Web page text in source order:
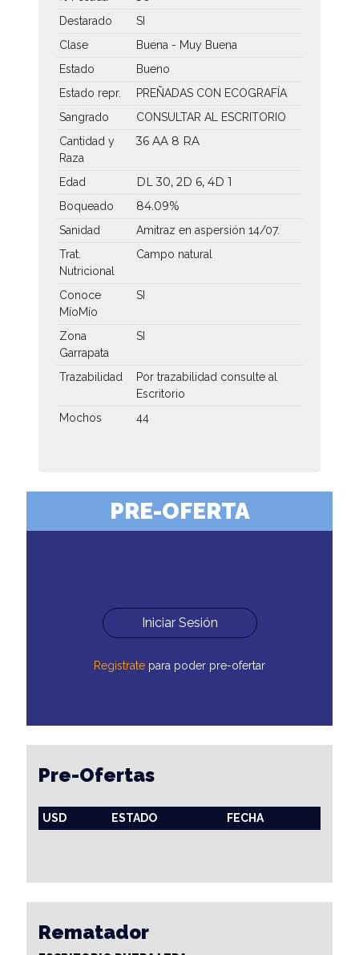
Destarado
SI
Clase
Buena - Muy Buena
Estado
Bueno
Estado repr.
PREÑADAS CON ECOGRAFÍA
Sangrado
CONSULTAR AL ESCRITORIO
Cantidad y
Raza
36 AA 8 RA
Edad DL 30, 2D 6, 4D 1
Boqueado 84.09%
Sanidad
Amitraz en aspersión 14/07.
Trat.
Nutricional
Campo natural
Conoce
MíoMío
SI
Zona
Garrapata
SI
Trazabilidad
Por trazabilidad consulte al
Escritorio
Mochos
44
PRE-OFERTA
Iniciar Sesión
Registrate para poder pre-ofertar
Pre-Ofertas
USD ESTADO FECHA
Rematador